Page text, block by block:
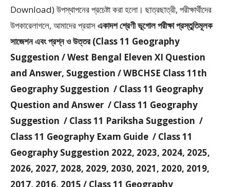
Download) উপস্থাপনের প্রচেষ্টা করা হলাে। ছাত্রছাত্রী, পরীক্ষার্থীদের
উপকারেলাগলে, আমাদের প্রয়াসএকাদশ শ্রেণী ভূগোল পরীক্ষা প্রস্তুতিমূলক
সাজেশন এবং প্রশ্ন ও উত্তর (Class 11 Geography
Suggestion / West Bengal Eleven XI Question
and Answer, Suggestion / WBCHSE Class 11th
Geography Suggestion / Class 11 Geography
Question and Answer / Class 11 Geography
Suggestion / Class 11 Pariksha Suggestion /
Class 11 Geography Exam Guide / Class 11
Geography Suggestion 2022, 2023, 2024, 2025,
2026, 2027, 2028, 2029, 2030, 2021, 2020, 2019,
2017, 2016, 2015 / Class 11 Geography